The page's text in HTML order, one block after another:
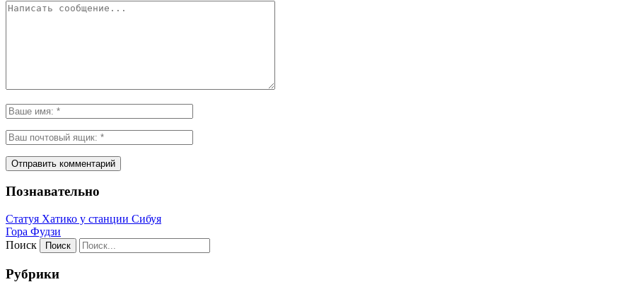
Познавательно
Статуя Хатико у станции Сибуя
Гора Фудзи
Поиск
Рубрики